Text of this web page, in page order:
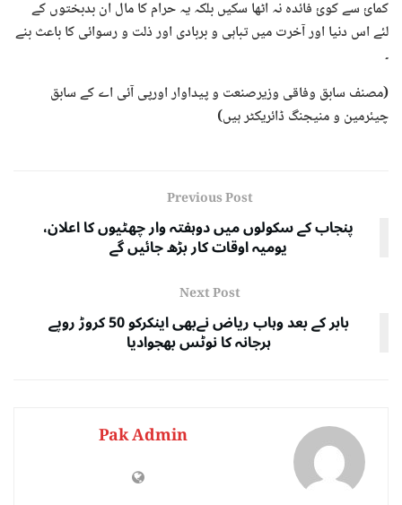
کمائ سے کوئ فائدہ نہ اٹھا سکیں بلکہ یہ حرام کا مال ان بدبختوں کے
لئے اس دنیا اور آخرت میں تباہی و بربادی اور ذلت و رسوائی کا باعث بنے
۔
(مصنف سابق وفاقی وزیرصنعت و پیداوار اورپی آئی اے کے سابق
چیئرمین و منیجنگ ڈائریکٹر ہیں)
Previous Post
پنجاب کے سکولوں میں دوہفتہ وار چھٹیوں کا اعلان،
یومیہ اوقات کار بڑھ جائیں گے
Next Post
بابر کے بعد وہاب ریاض نےبھی اینکرکو 50 کروڑ روپے
ہرجانہ کا نوٹس بھجوادیا
Pak Admin